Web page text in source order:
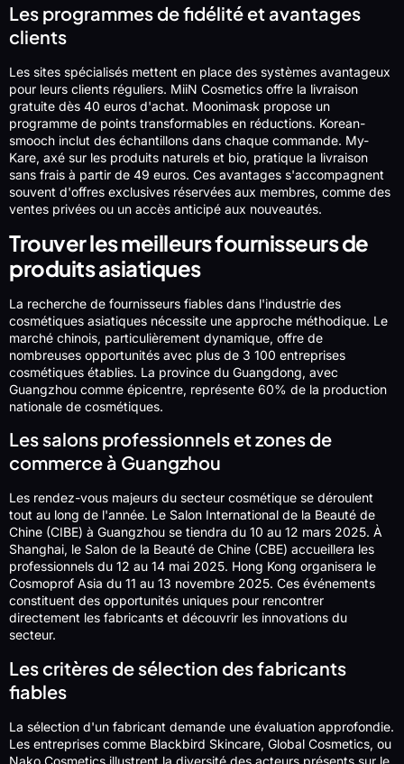
Les programmes de fidélité et avantages
clients
Les sites spécialisés mettent en place des systèmes avantageux
pour leurs clients réguliers. MiiN Cosmetics offre la livraison
gratuite dès 40 euros d'achat. Moonimask propose un
programme de points transformables en réductions. Korean-
smooch inclut des échantillons dans chaque commande. My-
Kare, axé sur les produits naturels et bio, pratique la livraison
sans frais à partir de 49 euros. Ces avantages s'accompagnent
souvent d'offres exclusives réservées aux membres, comme des
ventes privées ou un accès anticipé aux nouveautés.
Trouver les meilleurs fournisseurs de
produits asiatiques
La recherche de fournisseurs fiables dans l'industrie des
cosmétiques asiatiques nécessite une approche méthodique. Le
marché chinois, particulièrement dynamique, offre de
nombreuses opportunités avec plus de 3 100 entreprises
cosmétiques établies. La province du Guangdong, avec
Guangzhou comme épicentre, représente 60% de la production
nationale de cosmétiques.
Les salons professionnels et zones de
commerce à Guangzhou
Les rendez-vous majeurs du secteur cosmétique se déroulent
tout au long de l'année. Le Salon International de la Beauté de
Chine (CIBE) à Guangzhou se tiendra du 10 au 12 mars 2025. À
Shanghai, le Salon de la Beauté de Chine (CBE) accueillera les
professionnels du 12 au 14 mai 2025. Hong Kong organisera le
Cosmoprof Asia du 11 au 13 novembre 2025. Ces événements
constituent des opportunités uniques pour rencontrer
directement les fabricants et découvrir les innovations du
secteur.
Les critères de sélection des fabricants
fiables
La sélection d'un fabricant demande une évaluation approfondie.
Les entreprises comme Blackbird Skincare, Global Cosmetics, ou
Nako Cosmetics illustrent la diversité des acteurs présents sur le